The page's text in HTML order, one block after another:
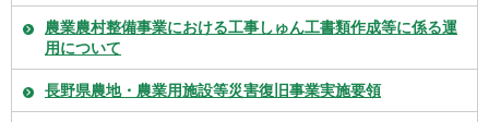
農業農村整備事業における工事しゅん工書類作成等に係る運
用について
長野県農地・農業用施設等災害復旧事業実施要領